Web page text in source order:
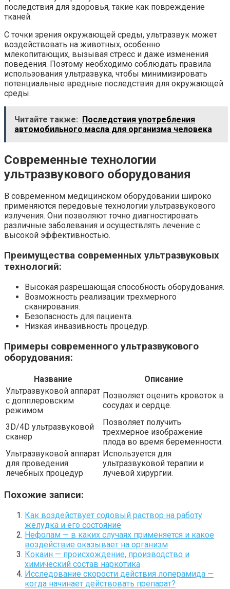
последствия для здоровья, такие как повреждение
тканей.
С точки зрения окружающей среды, ультразвук может
воздействовать на животных, особенно
млекопитающих, вызывая стресс и даже изменения
поведения. Поэтому необходимо соблюдать правила
использования ультразвука, чтобы минимизировать
потенциальные вредные последствия для окружающей
среды.
Читайте также: Последствия употребления
автомобильного масла для организма человека
Современные технологии
ультразвукового оборудования
В современном медицинском оборудовании широко
применяются передовые технологии ультразвукового
излучения. Они позволяют точно диагностировать
различные заболевания и осуществлять лечение с
высокой эффективностью.
Преимущества современных ультразвуковых
технологий:
Высокая разрешающая способность оборудования.
Возможность реализации трехмерного
сканирования.
Безопасность для пациента.
Низкая инвазивность процедур.
Примеры современного ультразвукового
оборудования:
Название
Описание
Ультразвуковой аппарат
с допплеровским
режимом
Позволяет оценить кровоток в
сосудах и сердце.
3D/4D ультразвуковой
сканер
Позволяет получить
трехмерное изображение
плода во время беременности.
Ультразвуковой аппарат
для проведения
лечебных процедур
Используется для
ультразвуковой терапии и
лучевой хирургии.
Похожие записи:
Как воздействует содовый раствор на работу
желудка и его состояние
Нефопам — в каких случаях применяется и какое
воздействие оказывает на организм
Кокаин — происхождение, производство и
химический состав наркотика
Исследование скорости действия лоперамида —
когда начинает действовать препарат?